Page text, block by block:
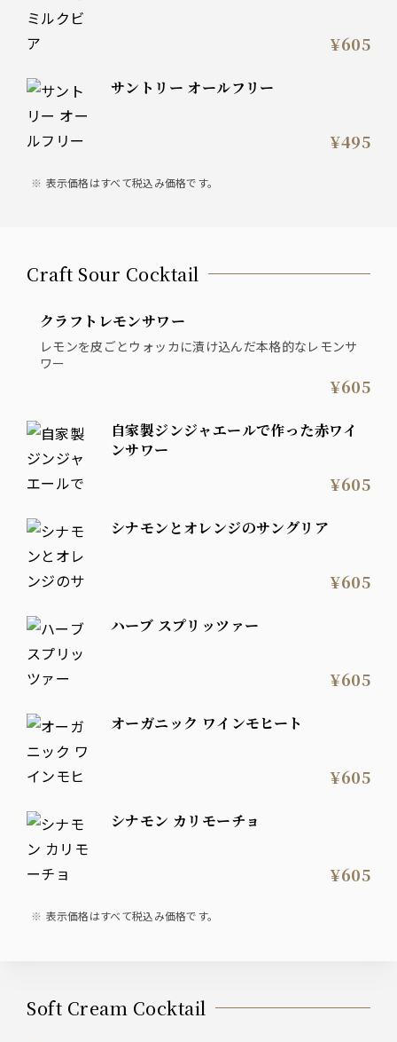
¥605
サントリー オールフリー
¥495
表示価格はすべて税込み価格です。
Craft Sour Cocktail
クラフトレモンサワー
レモンを皮ごとウォッカに漬け込んだ本格的なレモンサ
ワー
¥605
自家製ジンジャエールで作った赤ワイ
ンサワー
¥605
シナモンとオレンジのサングリア
¥605
ハーブ スプリッツァー
¥605
オーガニック ワインモヒート
¥605
シナモン カリモーチョ
¥605
表示価格はすべて税込み価格です。
Soft Cream Cocktail